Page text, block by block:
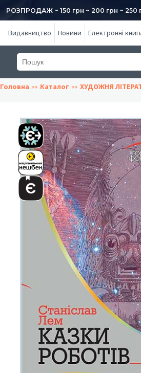
РОЗПРОДАЖ ~ 150 грн ~ 200 грн ~
Видавництво Новини Електронні
Головна Каталог ХУДОЖНЯ